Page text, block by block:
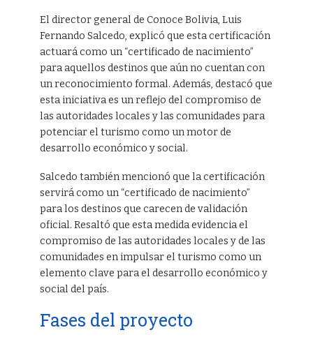
El director general de Conoce Bolivia, Luis
Fernando Salcedo, explicó que esta certificación
actuará como un “certificado de nacimiento”
para aquellos destinos que aún no cuentan con
un reconocimiento formal. Además, destacó que
esta iniciativa es un reflejo del compromiso de
las autoridades locales y las comunidades para
potenciar el turismo como un motor de
desarrollo económico y social.
Salcedo también mencionó que la certificación
servirá como un “certificado de nacimiento”
para los destinos que carecen de validación
oficial. Resaltó que esta medida evidencia el
compromiso de las autoridades locales y de las
comunidades en impulsar el turismo como un
elemento clave para el desarrollo económico y
social del país.
Fases del proyecto